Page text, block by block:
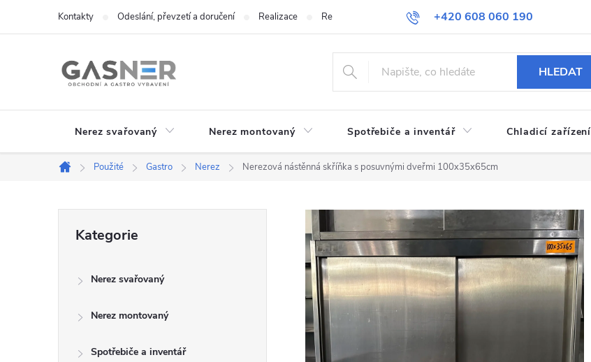
+420 608 060 190
Kontakty Odeslání, převzetí a doručení Realizace Reklamace a vrácení zboží Obchodní podmínky
HLEDAT
Nerez svařovaný Nerez montovaný Spotřebiče a inventář Chladicí zařízení
Domů
Použité Gastro Nerez Nerezová nástěnná skříňka s posuvnými dveřmi 100x35x65cm
kategorie
Kategorie
Nerez svařovaný
Nerez montovaný
Spotřebiče a inventář